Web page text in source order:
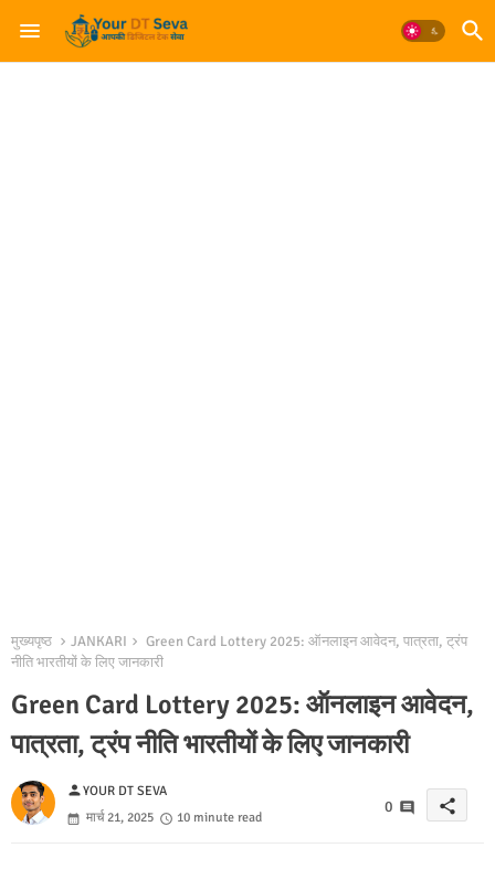
मुख्यपृष्ठ JANKARI
Green Card Lottery 2025: ऑनलाइन आवेदन, पात्रता, ट्रंप
नीति भारतीयों के लिए जानकारी
Green Card Lottery 2025: ऑनलाइन आवेदन,
पात्रता, ट्रंप नीति भारतीयों के लिए जानकारी
personYOUR DT SEVA
मार्च 21, 2025
10 minute read
0 share